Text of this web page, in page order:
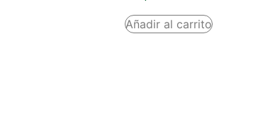
Añadir al carrito